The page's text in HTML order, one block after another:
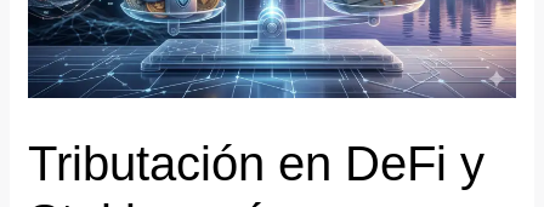
Tributación en DeFi y